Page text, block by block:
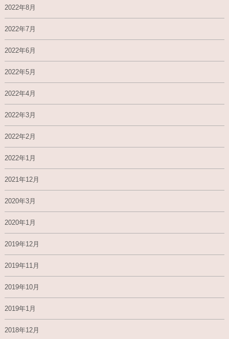
2022年8月
2022年7月
2022年6月
2022年5月
2022年4月
2022年3月
2022年2月
2022年1月
2021年12月
2020年3月
2020年1月
2019年12月
2019年11月
2019年10月
2019年1月
2018年12月